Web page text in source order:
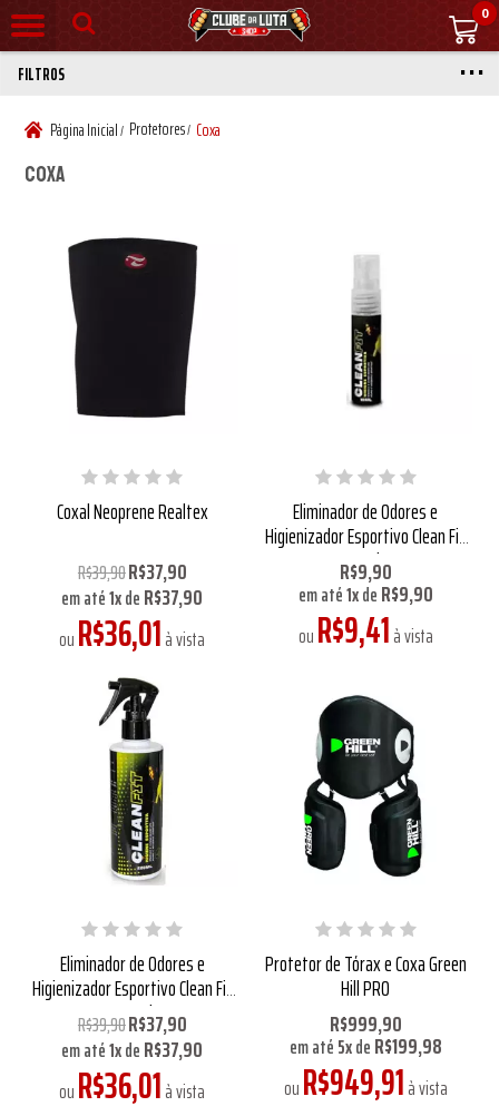
0
Página Inicial/ Protetores/ Coxa
FILTROS
Coxa
Coxal Neoprene Realtex
R$39,90R$37,90
em até1xdeR$37,90
ouR$36,01à vista
Eliminador de Odores e
Higienizador Esportivo Clean Fit
15ml
R$9,90
em até1xdeR$9,90
ouR$9,41à vista
Eliminador de Odores e
Higienizador Esportivo Clean Fit
220ml
R$39,90R$37,90
em até1xdeR$37,90
ouR$36,01à vista
Protetor de Tórax e Coxa Green
Hill PRO
R$999,90
em até5xdeR$199,98
ouR$949,91à vista